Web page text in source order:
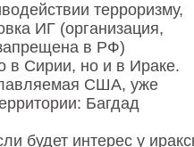
терроризму,
ИГ (организация,
в РФ)
в Сирии, но и в Ираке.
США, уже
Багдад
будет интерес у